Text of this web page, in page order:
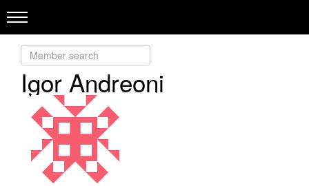
Igor Andreoni